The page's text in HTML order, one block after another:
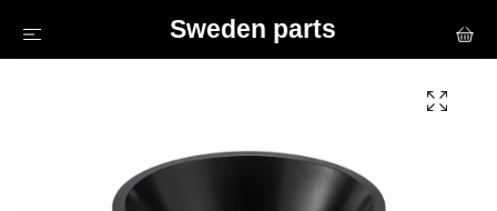
Sweden parts